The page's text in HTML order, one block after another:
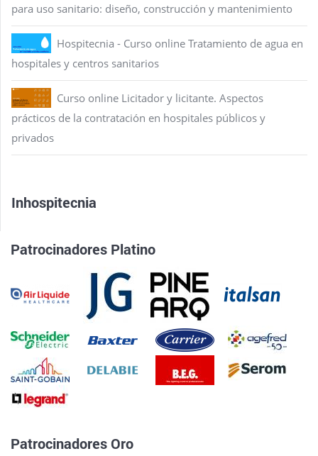
para uso sanitario: diseño, construcción y mantenimiento
Hospitecnia - Curso online Tratamiento de agua en
hospitales y centros sanitarios
Curso online Licitador y licitante. Aspectos
prácticos de la contratación en hospitales públicos y
privados
Inhospitecnia
Patrocinadores Platino
Patrocinadores Oro